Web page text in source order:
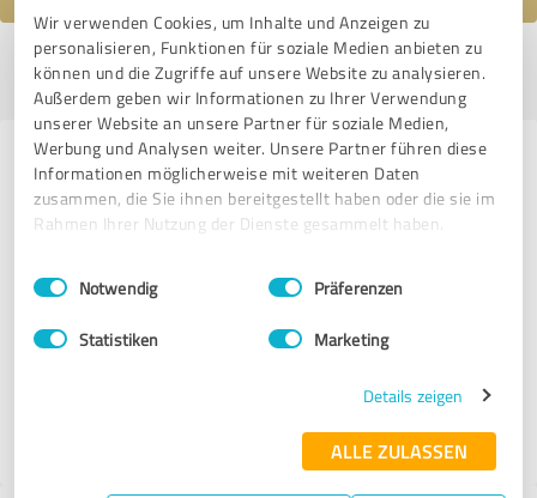
Wir verwenden Cookies, um Inhalte und Anzeigen zu
personalisieren, Funktionen für soziale Medien anbieten zu
können und die Zugriffe auf unsere Website zu analysieren.
Außerdem geben wir Informationen zu Ihrer Verwendung
unserer Website an unsere Partner für soziale Medien,
Werbung und Analysen weiter. Unsere Partner führen diese
Informationen möglicherweise mit weiteren Daten
zusammen, die Sie ihnen bereitgestellt haben oder die sie im
Rahmen Ihrer Nutzung der Dienste gesammelt haben.
Impressum Datenschutzbestimmungen
Einwilligungsauswahl
Notwendig Präferenzen
Statistiken Marketing
Details zeigen
ALLE ZULASSEN
Profil aktiv seit 29.09.2019 | Letzte Aktualisierung: 17.10.2019
melden
Erfahrungen zu weiteren
Anbietern aus dem Bereich Online
Marketing
Anna-Lena Eckstein